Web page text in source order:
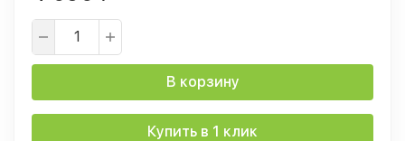
В корзину
Купить в 1 клик